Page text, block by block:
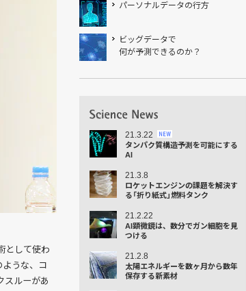
として使わ
うな、コ
スルーがあ
パーソナルデータの行方
ビッグデータで
何が予測できるのか？
21.3.22
タンパク質構造予測を可能にする
AI
21.3.8
ロケットエンジンの課題を解決す
る「折り紙式」燃料タンク
21.2.22
AI顕微鏡は、数分でガン細胞を見
つける
21.2.8
太陽エネルギーを数ヶ月から数年
保存する新素材